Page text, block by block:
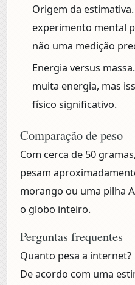
Origem da estimativa.
experimento mental
não uma medição
Energia versus massa.
muita energia, mas
físico significativo.
Comparação de peso
Com cerca de 50
pesam
morango ou uma pilha
o globo inteiro.
Perguntas frequentes
Quanto pesa a internet?
De acordo com uma